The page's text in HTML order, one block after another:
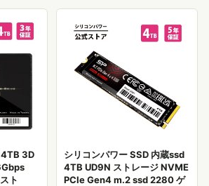
4TB 3D
ト
シリコンパワー SSD 内蔵ssd
4TB UD9N ストレージ NVME
PCIe Gen4 m.2 ssd 2280 ゲ